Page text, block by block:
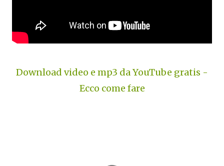
Download video e mp3 da YouTube gratis -
Ecco come fare